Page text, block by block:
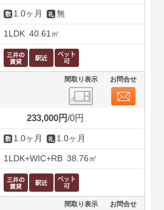
1.0ヶ月 無
1LDK 40.61㎡
間取り表示 お問合せ
233,000円 0円
1.0ヶ月 1.0ヶ月
1LDK+WIC+RB 38.76㎡
間取り表示 お問合せ